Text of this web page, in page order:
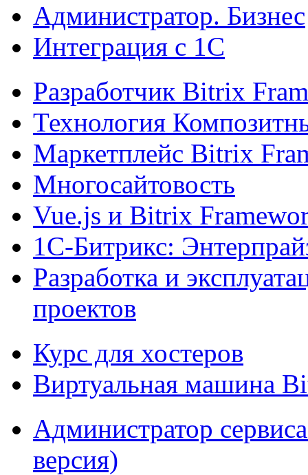
Администратор. Бизнес
Интеграция с 1С
Разработчик Bitrix
Технология
Маркетплейс Bitrix
Многосайтовость
Vue.js и Bitrix
1С-Битрикс:
Разработка и
проектов
Курс для хостеров
Виртуальная машина
Администратор
версия)